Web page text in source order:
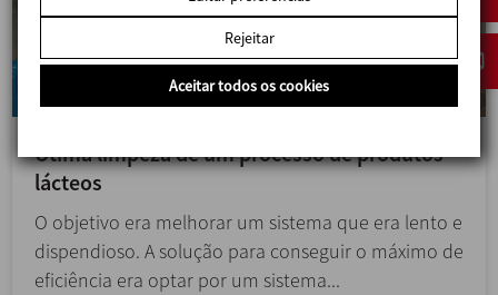
Ótima limpeza de um processo de produtos
lácteos
O objetivo era melhorar um sistema que era lento e
dispendioso. A solução para conseguir o máximo de
eficiência era optar por um sistema...
Rejeitar
Aceitar todos os cookies